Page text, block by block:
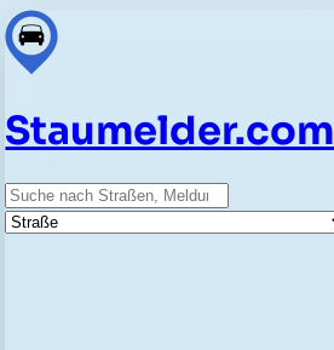
Staumelder.com
Suche
Straße